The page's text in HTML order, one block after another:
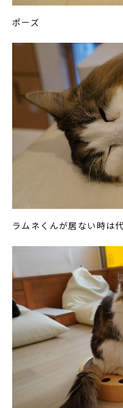
ポーズ
ラムネくんが居ない時は